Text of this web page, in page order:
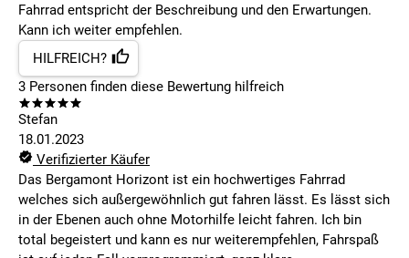
Fahrrad entspricht der Beschreibung und den Erwartungen.
Kann ich weiter empfehlen.
HILFREICH?
3 Personen finden diese Bewertung hilfreich
Stefan
18.01.2023
Verifizierter Käufer
Das Bergamont Horizont ist ein hochwertiges Fahrrad
welches sich außergewöhnlich gut fahren lässt. Es lässt sich
in der Ebenen auch ohne Motorhilfe leicht fahren. Ich bin
total begeistert und kann es nur weiterempfehlen, Fahrspaß